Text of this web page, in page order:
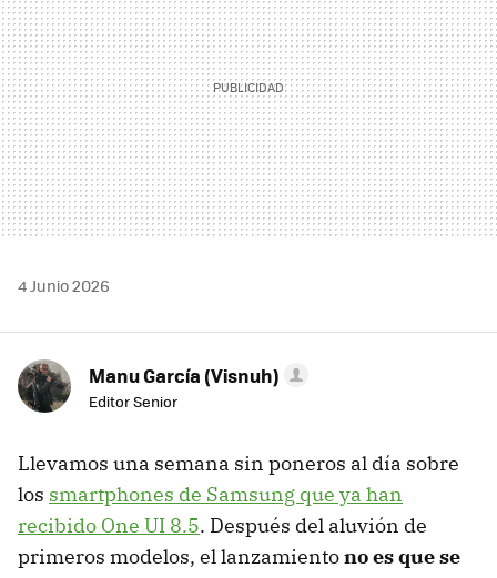
4 Junio 2026
Manu García (Visnuh)
Editor Senior
Llevamos una semana sin poneros al día sobre
los smartphones de Samsung que ya han
recibido One UI 8.5. Después del aluvión de
primeros modelos, el lanzamientono es que se